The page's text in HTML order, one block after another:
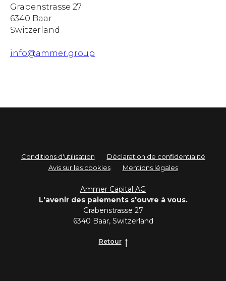
Grabenstrasse 27
6340 Baar
Switzerland
info@ammer.group
Conditions d'utilisation
Déclaration de confidentialité
Avis sur les cookies
Mentions légales
Ammer Capital AG
L'avenir des paiements s'ouvre à vous.
Grabenstrasse 27
6340 Baar, Switzerland
Retour